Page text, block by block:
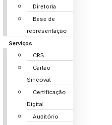
Diretoria
Base de
representação
Serviços
CRS
Cartão
Sincovat
Certificação
Digital
Auditório